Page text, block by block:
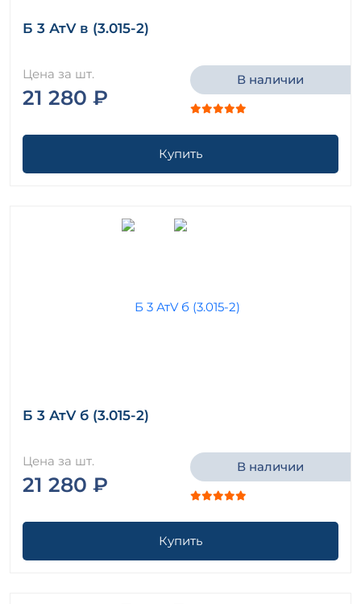
Б 3 АтV в (3.015-2)
Цена за шт.
21 280 ₽
В наличии
Купить
Б 3 АтV б (3.015-2)
Цена за шт.
21 280 ₽
В наличии
Купить